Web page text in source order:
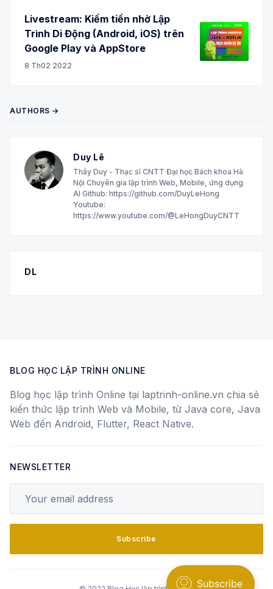
Livestream: Kiếm tiền nhờ Lập
Trình Di Động (Android, iOS) trên
Google Play và AppStore
8 Th02 2022
AUTHORS →
Duy Lê
Thầy Duy - Thạc sĩ CNTT Đại học Bách khoa Hà
Nội Chuyên gia lập trình Web, Mobile, ứng dụng
AI Github: https://github.com/DuyLeHong
Youtube:
https://www.youtube.com/@LeHongDuyCNTT
DL
BLOG HỌC LẬP TRÌNH ONLINE
Blog học lập trình Online tại laptrinh-online.vn chia sẻ
kiến thức lập trình Web và Mobile, từ Java core, Java
Web đến Android, Flutter, React Native.
NEWSLETTER
Subscribe